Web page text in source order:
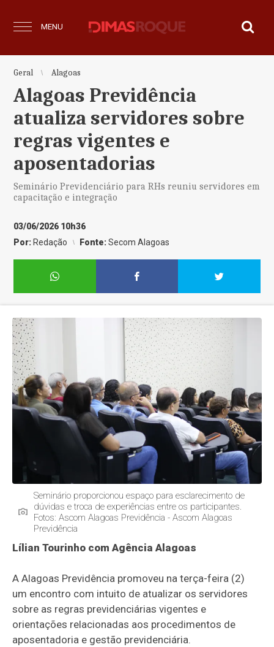
MENU
Geral Alagoas
Alagoas Previdência
atualiza servidores sobre
regras vigentes e
aposentadorias
Seminário Previdenciário para RHs reuniu servidores em
capacitação e integração
03/06/2026 10h36
Por: Redação Fonte:Secom Alagoas
Seminário proporcionou espaço para esclarecimento de
dúvidas e troca de experiências entre os participantes.
Fotos: Ascom Alagoas Previdência - Ascom Alagoas
Previdência
Lílian Tourinho com Agência Alagoas
A Alagoas Previdência promoveu na terça-feira (2)
um encontro com intuito de atualizar os servidores
sobre as regras previdenciárias vigentes e
orientações relacionadas aos procedimentos de
aposentadoria e gestão previdenciária.